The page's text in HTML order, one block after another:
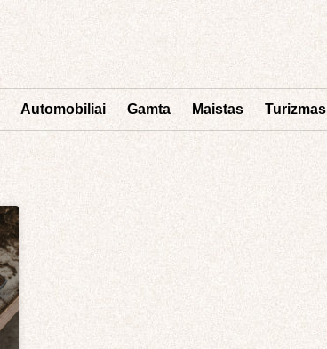
Automobiliai Gamta Maistas Turizmas